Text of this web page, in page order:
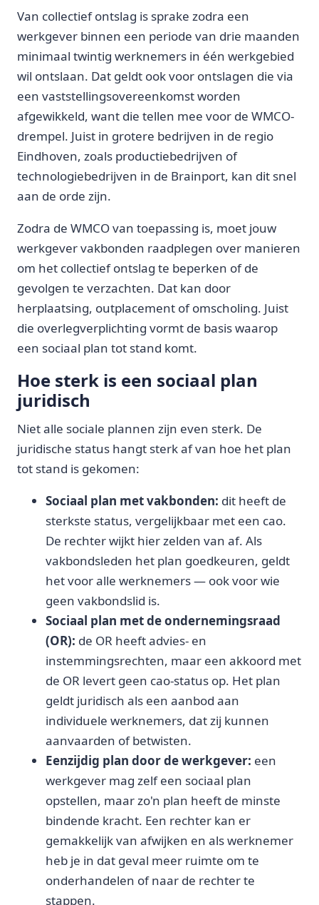
Van collectief ontslag is sprake zodra een
werkgever binnen een periode van drie maanden
minimaal twintig werknemers in één werkgebied
wil ontslaan. Dat geldt ook voor ontslagen die via
een vaststellingsovereenkomst worden
afgewikkeld, want die tellen mee voor de WMCO-
drempel. Juist in grotere bedrijven in de regio
Eindhoven, zoals productiebedrijven of
technologiebedrijven in de Brainport, kan dit snel
aan de orde zijn.
Zodra de WMCO van toepassing is, moet jouw
werkgever vakbonden raadplegen over manieren
om het collectief ontslag te beperken of de
gevolgen te verzachten. Dat kan door
herplaatsing, outplacement of omscholing. Juist
die overlegverplichting vormt de basis waarop
een sociaal plan tot stand komt.
Hoe sterk is een sociaal plan
juridisch
Niet alle sociale plannen zijn even sterk. De
juridische status hangt sterk af van hoe het plan
tot stand is gekomen:
Sociaal plan met vakbonden: dit heeft de
sterkste status, vergelijkbaar met een cao.
De rechter wijkt hier zelden van af. Als
vakbondsleden het plan goedkeuren, geldt
het voor alle werknemers — ook voor wie
geen vakbondslid is.
Sociaal plan met de ondernemingsraad
(OR): de OR heeft advies- en
instemmingsrechten, maar een akkoord met
de OR levert geen cao-status op. Het plan
geldt juridisch als een aanbod aan
individuele werknemers, dat zij kunnen
aanvaarden of betwisten.
Eenzijdig plan door de werkgever: een
werkgever mag zelf een sociaal plan
opstellen, maar zo'n plan heeft de minste
bindende kracht. Een rechter kan er
gemakkelijk van afwijken en als werknemer
heb je in dat geval meer ruimte om te
onderhandelen of naar de rechter te
stappen.